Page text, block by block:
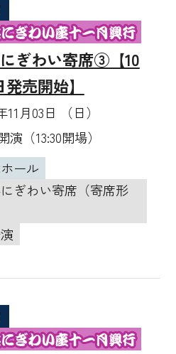
ぎわい寄席③【10
発売開始】
11月03日 （日）
演（13:30開場）
ール
ぎわい寄席（寄席形